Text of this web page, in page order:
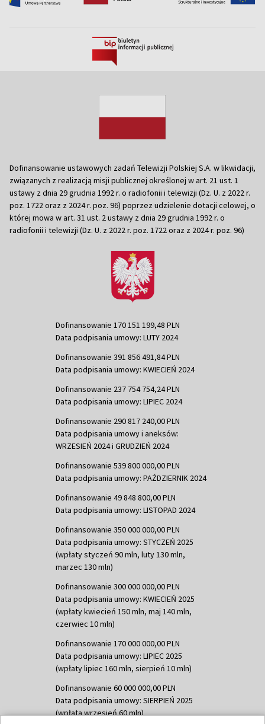
Dofinansowanie ustawowych zadań Telewizji Polskiej S.A. w likwidacji,
związanych z realizacją misji publicznej określonej w art. 21 ust. 1
ustawy z dnia 29 grudnia 1992 r. o radiofonii i telewizji (Dz. U. z 2022 r.
poz. 1722 oraz z 2024 r. poz. 96) poprzez udzielenie dotacji celowej, o
której mowa w art. 31 ust. 2 ustawy z dnia 29 grudnia 1992 r. o
radiofonii i telewizji (Dz. U. z 2022 r. poz. 1722 oraz z 2024 r. poz. 96)
Dofinansowanie 170 151 199,48 PLN
Data podpisania umowy: LUTY 2024
Dofinansowanie 391 856 491,84 PLN
Data podpisania umowy: KWIECIEŃ 2024
Dofinansowanie 237 754 754,24 PLN
Data podpisania umowy: LIPIEC 2024
Dofinansowanie 290 817 240,00 PLN
Data podpisania umowy i aneksów:
WRZESIEŃ 2024 i GRUDZIEŃ 2024
Dofinansowanie 539 800 000,00 PLN
Data podpisania umowy: PAŹDZIERNIK 2024
Dofinansowanie 49 848 800,00 PLN
Data podpisania umowy: LISTOPAD 2024
Dofinansowanie 350 000 000,00 PLN
Data podpisania umowy: STYCZEŃ 2025
(wpłaty styczeń 90 mln, luty 130 mln,
marzec 130 mln)
Dofinansowanie 300 000 000,00 PLN
Data podpisania umowy: KWIECIEŃ 2025
(wpłaty kwiecień 150 mln, maj 140 mln,
czerwiec 10 mln)
Dofinansowanie 170 000 000,00 PLN
Data podpisania umowy: LIPIEC 2025
(wpłaty lipiec 160 mln, sierpień 10 mln)
Dofinansowanie 60 000 000,00 PLN
Data podpisania umowy: SIERPIEŃ 2025
(wpłata wrzesień 60 mln)